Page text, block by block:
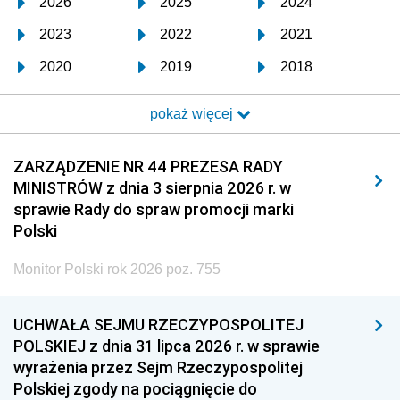
2023 2022 2021
2020 2019 2018
2017 2016 2015
2014 2013 2012
2011 2010 2009
2008 2007 2006
2005
1996 1995 1994
1993 1992 1991
1990 1989
pokaż więcej
ZARZĄDZENIE NR 44 PREZESA RADY
MINISTRÓW z dnia 3 sierpnia 2026 r. w
sprawie Rady do spraw promocji marki
Polski
Monitor Polski rok 2026 poz. 755
UCHWAŁA SEJMU RZECZYPOSPOLITEJ
POLSKIEJ z dnia 31 lipca 2026 r. w sprawie
wyrażenia przez Sejm Rzeczypospolitej
Polskiej zgody na pociągnięcie do